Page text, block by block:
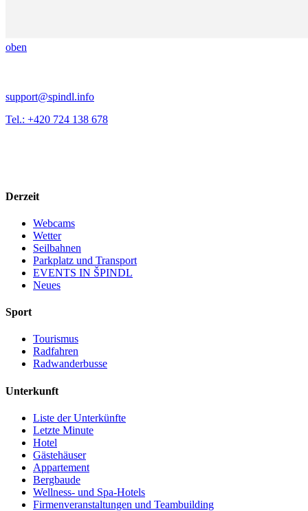
oben
support@spindl.info
Tel.: +420 724 138 678
Derzeit
Webcams
Wetter
Seilbahnen
Parkplatz und Transport
EVENTS IN ŠPINDL
Neues
Sport
Tourismus
Radfahren
Radwanderbusse
Unterkunft
Liste der Unterkünfte
Letzte Minute
Hotel
Gästehäuser
Appartement
Bergbaude
Wellness- und Spa-Hotels
Firmenveranstaltungen und Teambuilding